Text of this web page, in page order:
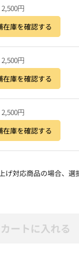
2,500円
在庫を確認する
2,500円
在庫を確認する
2,500円
在庫を確認する
げ対応商品の場合、
カートに入れる